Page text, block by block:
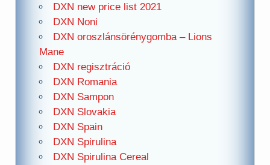
DXN new price list 2021
DXN Noni
DXN oroszlánsörénygomba – Lions
Mane
DXN regisztráció
DXN Romania
DXN Sampon
DXN Slovakia
DXN Spain
DXN Spirulina
DXN Spirulina Cereal